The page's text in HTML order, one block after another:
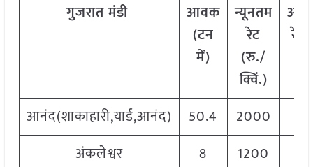
गुजरातमंडी
आवक
(टन
में)
न्यूनतम
रेट
(रु./
क्विं.)
रेट
आनंद(शाकाहारी,यार्ड,आनंद) 50.4 2000
अंकलेश्वर
8 1200